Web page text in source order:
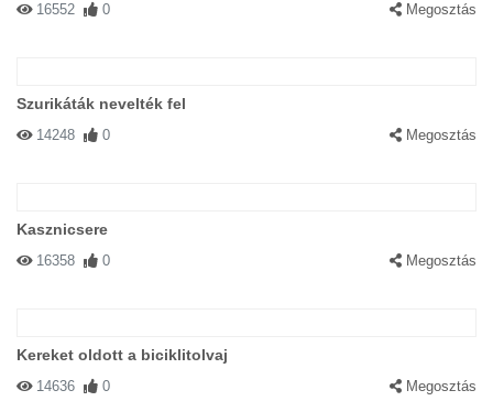
16552 0 Megosztás
Szurikáták nevelték fel
14248 0 Megosztás
Kasznicsere
16358 0 Megosztás
Kereket oldott a biciklitolvaj
14636 0 Megosztás